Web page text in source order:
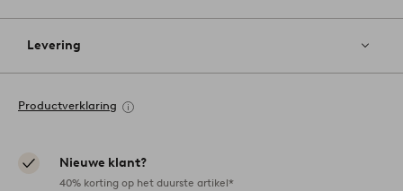
Levering
Productverklaring
Nieuwe klant?
40% korting op het duurste artikel*